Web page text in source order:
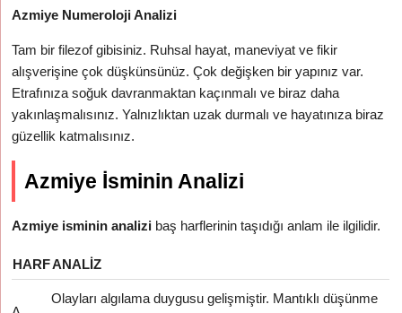
Azmiye Numeroloji Analizi
Tam bir filezof gibisiniz. Ruhsal hayat, maneviyat ve fikir
alışverişine çok düşkünsünüz. Çok değişken bir yapınız var.
Etrafınıza soğuk davranmaktan kaçınmalı ve biraz daha
yakınlaşmalısınız. Yalnızlıktan uzak durmalı ve hayatınıza biraz
güzellik katmalısınız.
Azmiye İsminin Analizi
Azmiye isminin analizi baş harflerinin taşıdığı anlam ile ilgilidir.
HARFANALIZ
Olayları algılama duygusu gelişmiştir. Mantıklı düşünme